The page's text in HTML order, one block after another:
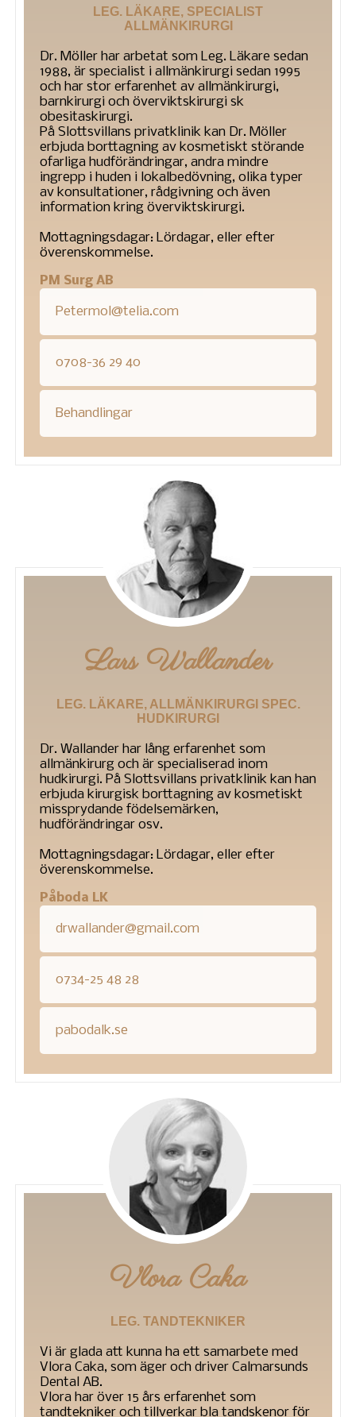
LEG. LÄKARE, SPECIALIST
ALLMÄNKIRURGI
Dr. Möller har arbetat som Leg. Läkare sedan
1988, är specialist i allmänkirurgi sedan 1995
och har stor erfarenhet av allmänkirurgi,
barnkirurgi och överviktskirurgi sk
obesitaskirurgi.
På Slottsvillans privatklinik kan Dr. Möller
erbjuda borttagning av kosmetiskt störande
ofarliga hudförändringar, andra mindre
ingrepp i huden i lokalbedövning, olika typer
av konsultationer, rådgivning och även
information kring överviktskirurgi.
Mottagningsdagar: Lördagar, eller efter
överenskommelse.
PM Surg AB
Petermol@telia.com
0708-36 29 40
Behandlingar
Lars Wallander
LEG. LÄKARE, ALLMÄNKIRURGI SPEC.
HUDKIRURGI
Dr. Wallander har lång erfarenhet som
allmänkirurg och är specialiserad inom
hudkirurgi. På Slottsvillans privatklinik kan han
erbjuda kirurgisk borttagning av kosmetiskt
missprydande födelsemärken,
hudförändringar osv.
Mottagningsdagar: Lördagar, eller efter
överenskommelse.
Påboda LK
drwallander@gmail.com
0734-25 48 28
pabodalk.se
Vlora Caka
LEG. TANDTEKNIKER
Vi är glada att kunna ha ett samarbete med
Vlora Caka, som äger och driver Calmarsunds
Dental AB.
Vlora har över 15 års erfarenhet som
tandtekniker och tillverkar bla tandskenor för